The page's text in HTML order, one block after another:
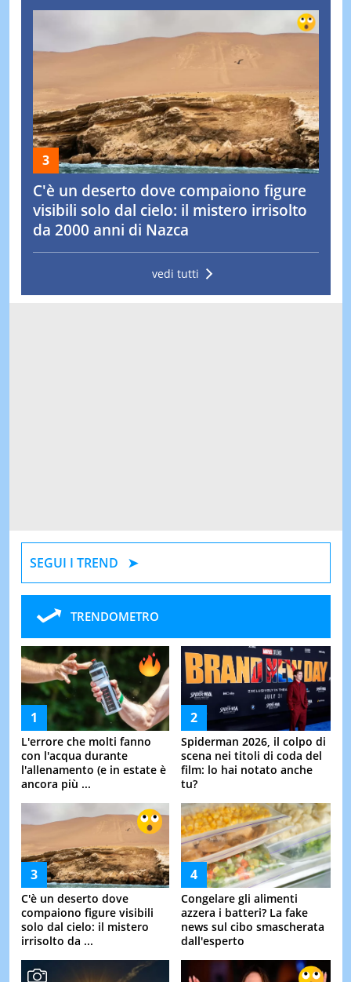
C'è un deserto dove compaiono figure
visibili solo dal cielo: il mistero irrisolto
da 2000 anni di Nazca
vedi tutti
SEGUI I TREND
TRENDOMETRO
L'errore che molti fanno
con l'acqua durante
l'allenamento (e in estate è
ancora più ...
Spiderman 2026, il colpo di
scena nei titoli di coda del
film: lo hai notato anche
tu?
C'è un deserto dove
compaiono figure visibili
solo dal cielo: il mistero
irrisolto da ...
Congelare gli alimenti
azzera i batteri? La fake
news sul cibo smascherata
dall'esperto